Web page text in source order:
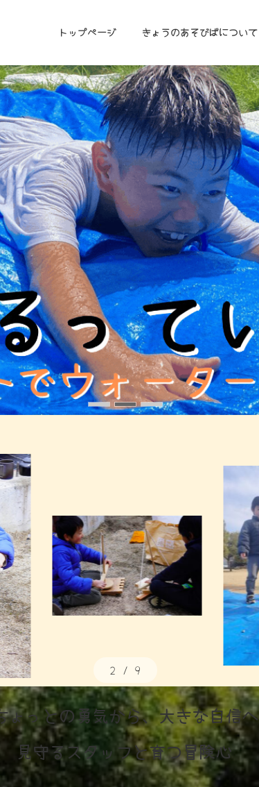
トップページ きょうのあそびばについて
2 / 9
ょっとの勇気から、大きな自信へ
見守るスタッフと育つ冒険心